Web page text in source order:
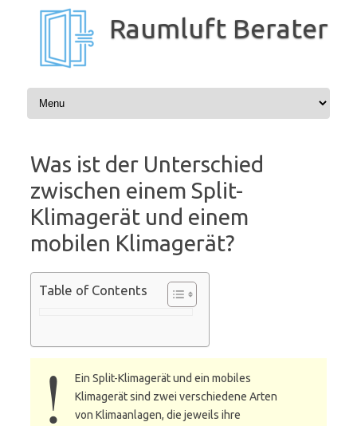
Inhalt
Raumluft Berater
Was ist der Unterschied
zwischen einem Split-
Klimagerät und einem
mobilen Klimagerät?
Table of Contents
Ein Split-Klimagerät und ein mobiles
Klimagerät sind zwei verschiedene Arten
von Klimaanlagen, die jeweils ihre